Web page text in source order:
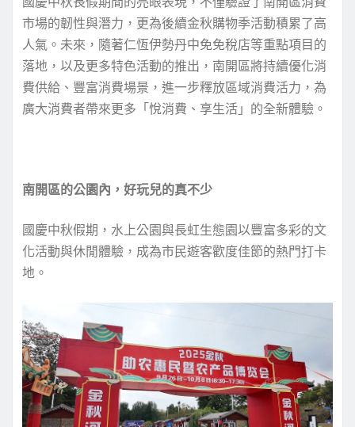
市場的韌性與潛力，更為後續金秋購物季活動積累了高
人氣。未來，隨著仁恆伊勢丹中免免稅店等重點項目的
落地，以及更多特色活動的推出，南開區將持續優化消
費供給、豐富消費場景，進一步釋放區域消費活力，為
廣大消費者帶來更多「悅消費、享生活」的全新體驗。
南開區的公園內，好玩兒的真不少
國慶中秋假期，水上公園與長虹生態園以豐富多彩的文
化活動與休閒體驗，成為市民遊客歡度佳節的熱門打卡
地。